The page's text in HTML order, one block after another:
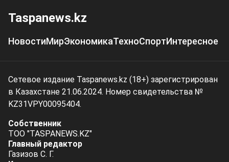
Taspanews.kz
НовостиМирЭкономикаТехноСпортИнтересное
Сетевое издание Taspanews.kz (18+) зарегистрирован
в Казахстане 21.06.2024. Номер свидетельства №
KZ31VPY00095404.
Собственник
ТОО "TASPANEWS.KZ"
Главный редактор
Газизов С. Г.